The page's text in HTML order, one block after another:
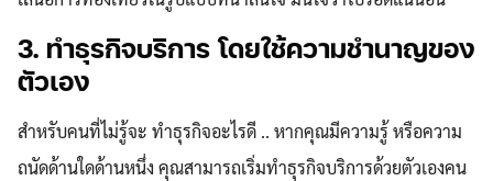
3. ทำธุรกิจบริการ โดยใช้ความชำนาญของ
ตัวเอง
สำหรับคนที่ไม่รู้จะ ทำธุรกิจอะไรดี .. หากคุณมีความรู้ หรือความ
ถนัดด้านใดด้านหนึ่ง คุณสามารถเริ่มทำธุรกิจบริการด้วยตัวเองคน